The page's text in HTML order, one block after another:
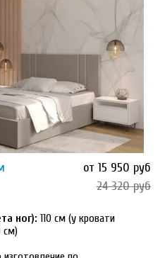
от 15 950 руб
24 320 руб
ног): 110 см (у кровати
см)